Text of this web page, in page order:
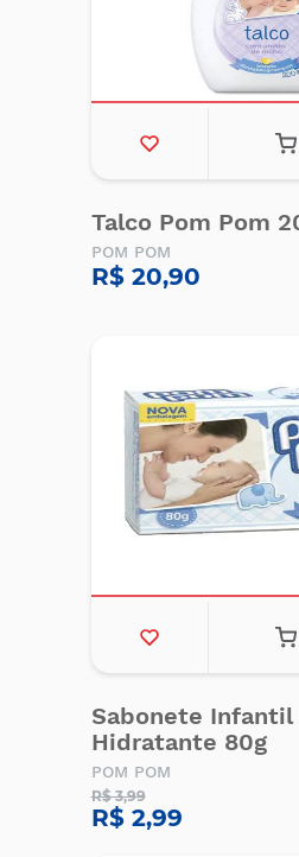
Talco Pom Pom
POM POM
R$ 20,90
Sabonete Infantil
Hidratante 80g
POM POM
R$ 3,99
R$ 2,99